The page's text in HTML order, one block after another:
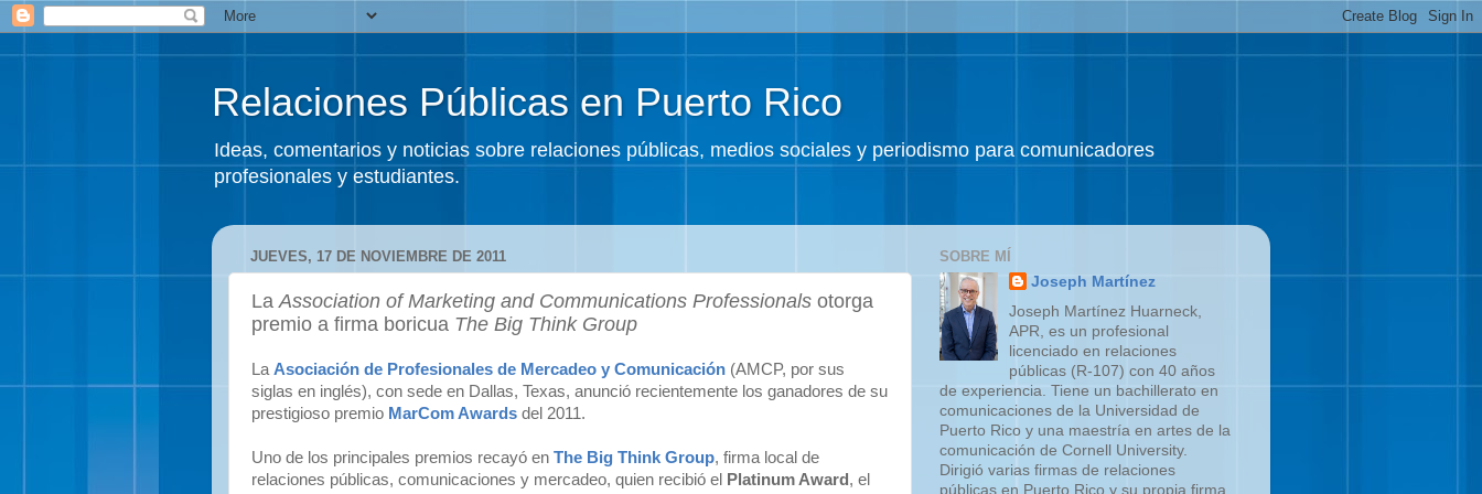
Relaciones Públicas en Puerto Rico
Ideas, comentarios y noticias sobre relaciones públicas, medios sociales y periodismo para comunicadores
profesionales y estudiantes.
JUEVES, 17 DE NOVIEMBRE DE 2011
La Association of Marketing and Communications Professionals otorga
premio a firma boricua The Big Think Group
La Asociación de Profesionales de Mercadeo y Comunicación (AMCP, por sus
siglas en inglés), con sede en Dallas, Texas, anunció recientemente los ganadores de su
prestigioso premio MarCom Awards del 2011.
Uno de los principales premios recayó en The Big Think Group, firma local de
relaciones públicas, comunicaciones y mercadeo, quien recibió el
Platinum Award , el
SOBRE MÍ
Joseph Martínez
Joseph Martínez Huarneck,
APR, es un profesional
licenciado en relaciones
públicas (R-107) con 40 años
de experiencia. Tiene un bachillerato en
comunicaciones de la Universidad de
Puerto Rico y una maestría en artes de la
comunicación de Cornell University.
Dirigió varias firmas de relaciones
públicas en Puerto Rico y su propia firma